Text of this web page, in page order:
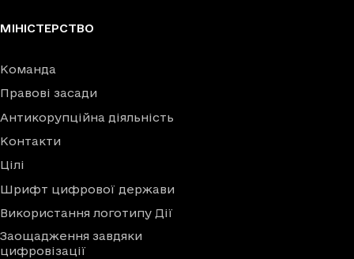
МІНІСТЕРСТВО
Команда
Правові засади
Антикорупційна діяльність
Контакти
Цілі
Шрифт цифрової держави
Використання логотипу Дії
Заощадження завдяки
цифровізації